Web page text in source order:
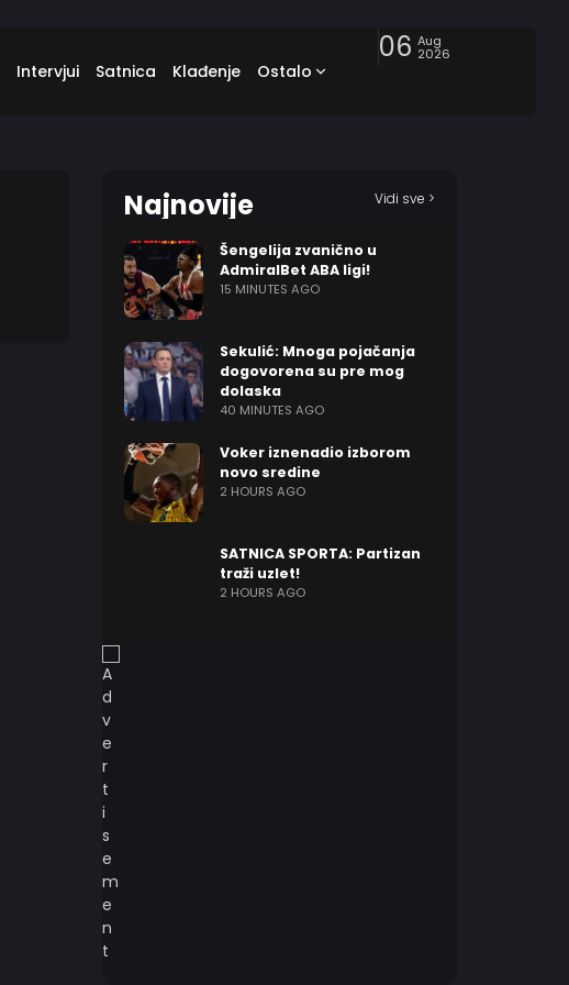
Intervjui Satnica Klađenje Ostalo
06 Aug
2026
Najnovije Vidi sve >
Šengelija zvanično u
AdmiralBet ABA ligi!
15 MINUTES AGO
Sekulić: Mnoga pojačanja
dogovorena su pre mog
dolaska
40 MINUTES AGO
Voker iznenadio izborom
novo sredine
2 HOURS AGO
SATNICA SPORTA: Partizan
traži uzlet!
2 HOURS AGO